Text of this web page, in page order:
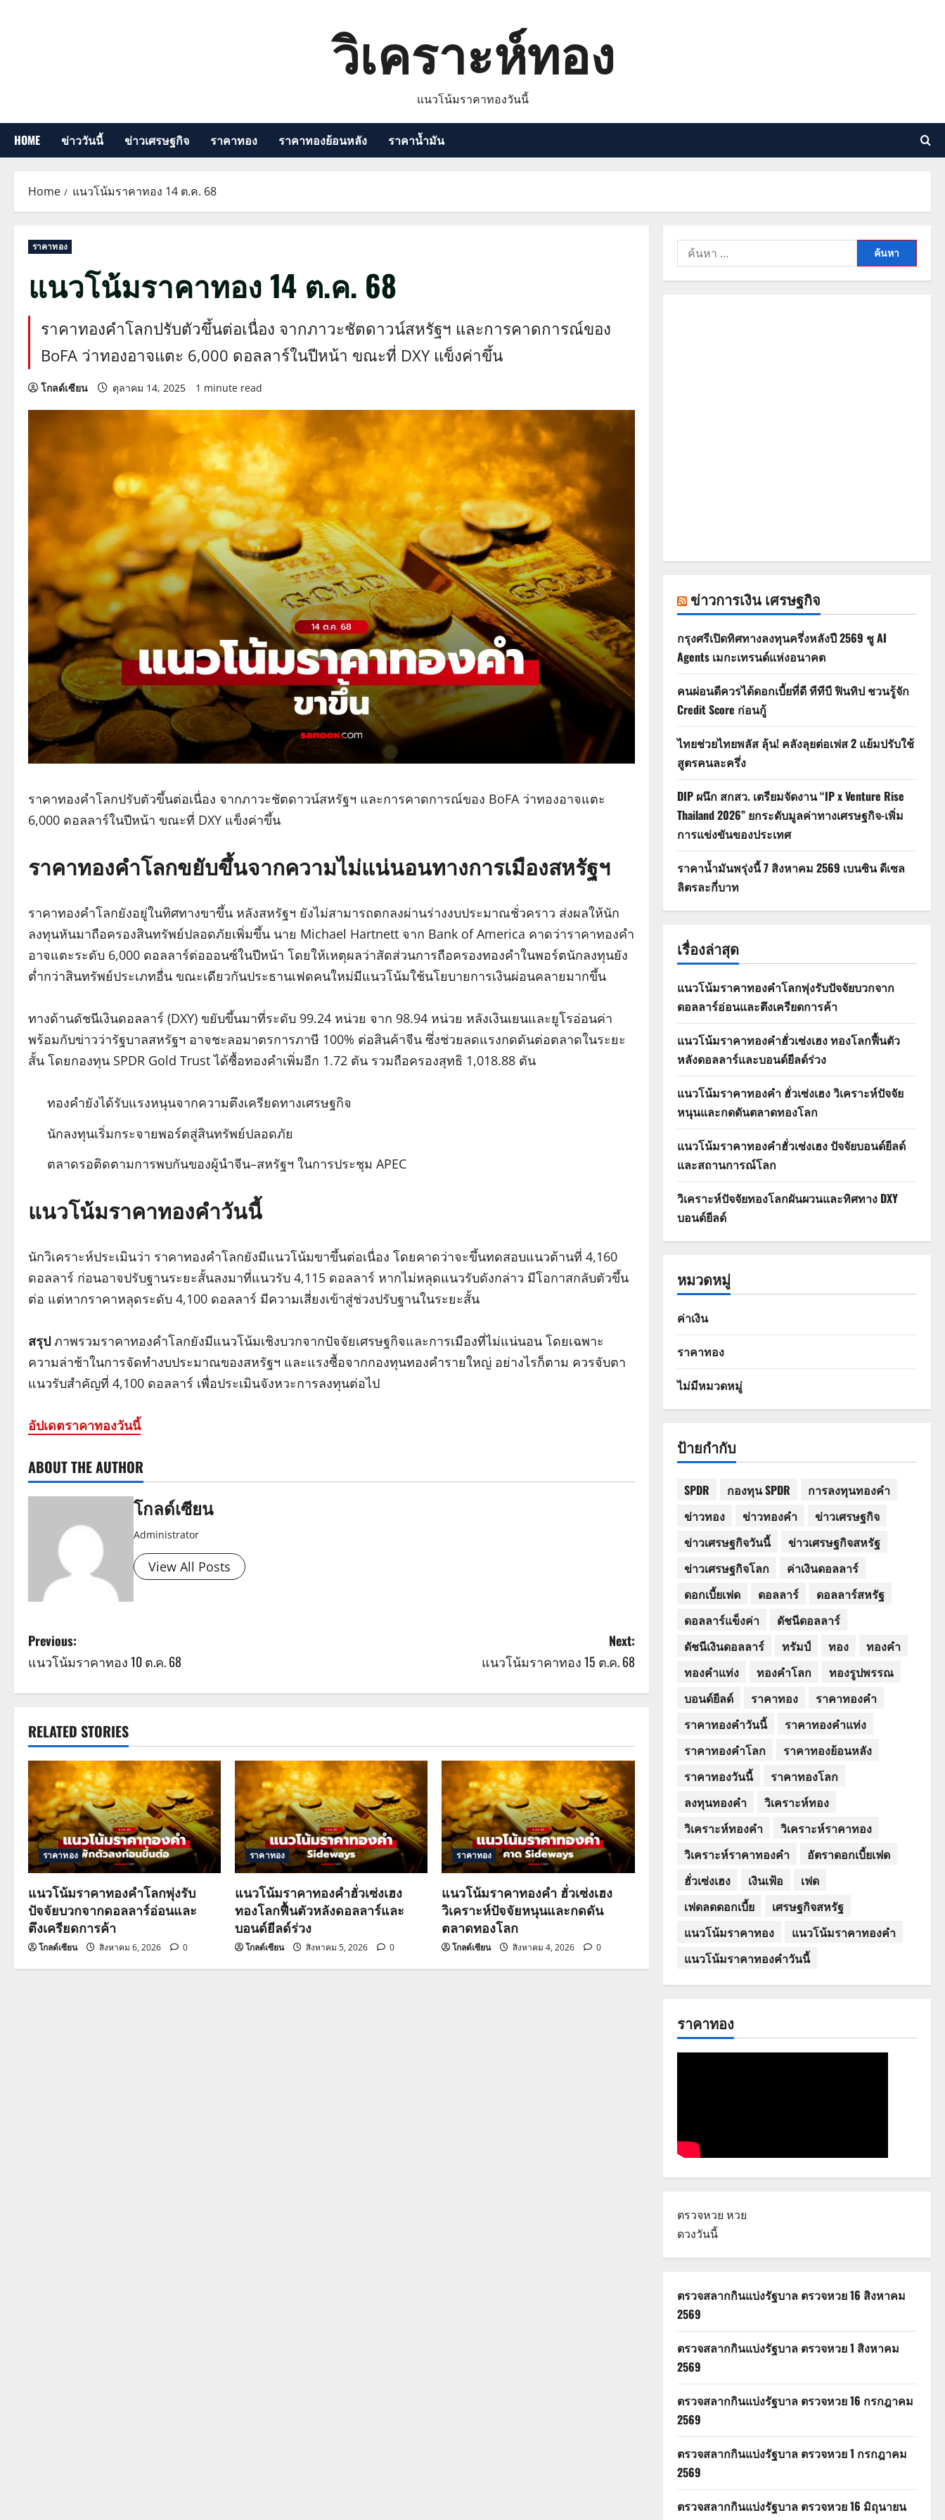
วิเคราะห์ทอง
แนวโน้มราคาทองวันนี้
HOME ข่าววันนี้ ข่าวเศรษฐกิจ ราคาทอง ราคาทองย้อนหลัง ราคาน้ำมัน
Home แนวโน้มราคาทอง 14 ต.ค. 68
ราคาทอง
แนวโน้มราคาทอง 14 ต.ค. 68
ราคาทองคำโลกปรับตัวขึ้นต่อเนื่อง จากภาวะชัตดาวน์สหรัฐฯ และการคาดการณ์ของ
BoFA ว่าทองอาจแตะ 6,000 ดอลลาร์ในปีหน้า ขณะที่ DXY แข็งค่าขึ้น
โกลด์เซียน ตุลาคม 14, 2025 1 minute read
ราคาทองคำโลกปรับตัวขึ้นต่อเนื่อง จากภาวะชัตดาวน์สหรัฐฯ และการคาดการณ์ของ BoFA ว่าทองอาจแตะ
6,000 ดอลลาร์ในปีหน้า ขณะที่ DXY แข็งค่าขึ้น
ราคาทองคำโลกขยับขึ้นจากความไม่แน่นอนทางการเมืองสหรัฐฯ
ราคาทองคำโลกยังอยู่ในทิศทางขาขึ้น หลังสหรัฐฯ ยังไม่สามารถตกลงผ่านร่างงบประมาณชั่วคราว ส่งผลให้นัก
ลงทุนหันมาถือครองสินทรัพย์ปลอดภัยเพิ่มขึ้น นาย Michael Hartnett จาก Bank of America คาดว่าราคาทองคำ
อาจแตะระดับ 6,000 ดอลลาร์ต่อออนซ์ในปีหน้า โดยให้เหตุผลว่าสัดส่วนการถือครองทองคำในพอร์ตนักลงทุนยัง
ต่ำกว่าสินทรัพย์ประเภทอื่น ขณะเดียวกันประธานเฟดคนใหม่มีแนวโน้มใช้นโยบายการเงินผ่อนคลายมากขึ้น
ทางด้านดัชนีเงินดอลลาร์ (DXY) ขยับขึ้นมาที่ระดับ 99.24 หน่วย จาก 98.94 หน่วย หลังเงินเยนและยูโรอ่อนค่า
พร้อมกับข่าวว่ารัฐบาลสหรัฐฯ อาจชะลอมาตรการภาษี 100% ต่อสินค้าจีน ซึ่งช่วยลดแรงกดดันต่อตลาดในระยะ
สั้น โดยกองทุน SPDR Gold Trust ได้ซื้อทองคำเพิ่มอีก 1.72 ตัน รวมถือครองสุทธิ 1,018.88 ตัน
ทองคำยังได้รับแรงหนุนจากความตึงเครียดทางเศรษฐกิจ
นักลงทุนเริ่มกระจายพอร์ตสู่สินทรัพย์ปลอดภัย
ตลาดรอติดตามการพบกันของผู้นำจีน–สหรัฐฯ ในการประชุม APEC
แนวโน้มราคาทองคำวันนี้
นักวิเคราะห์ประเมินว่า ราคาทองคำโลกยังมีแนวโน้มขาขึ้นต่อเนื่อง โดยคาดว่าจะขึ้นทดสอบแนวต้านที่ 4,160
ดอลลาร์ ก่อนอาจปรับฐานระยะสั้นลงมาที่แนวรับ 4,115 ดอลลาร์ หากไม่หลุดแนวรับดังกล่าว มีโอกาสกลับตัวขึ้น
ต่อ แต่หากราคาหลุดระดับ 4,100 ดอลลาร์ มีความเสี่ยงเข้าสู่ช่วงปรับฐานในระยะสั้น
สรุปภาพรวมราคาทองคำโลกยังมีแนวโน้มเชิงบวกจากปัจจัยเศรษฐกิจและการเมืองที่ไม่แน่นอน โดยเฉพาะ
ความล่าช้าในการจัดทำงบประมาณของสหรัฐฯ และแรงซื้อจากกองทุนทองคำรายใหญ่ อย่างไรก็ตาม ควรจับตา
แนวรับสำคัญที่ 4,100 ดอลลาร์ เพื่อประเมินจังหวะการลงทุนต่อไป
อัปเดตราคาทองวันนี้
ABOUT THE AUTHOR
โกลด์เซียน
Administrator
View All Posts
P
o
s
t
n
a
v
i
g
a
t
i
Previous:
แนวโน้มราคาทอง 10 ต.ค. 68
Next:
แนวโน้มราคาทอง 15 ต.ค. 68
RELATED STORIES
ราคาทอง
แนวโน้มราคาทองคำโลกพุ่งรับ
ปัจจัยบวกจากดอลลาร์อ่อนและ
ตึงเครียดการค้า
โกลด์เซียน สิงหาคม 6, 2026 0
ราคาทอง
แนวโน้มราคาทองคำฮั่วเซ่งเฮง
ทองโลกฟื้นตัวหลังดอลลาร์และ
บอนด์ยีลด์ร่วง
โกลด์เซียน สิงหาคม 5, 2026 0
ราคาทอง
แนวโน้มราคาทองคำ ฮั่วเซ่งเฮง
วิเคราะห์ปัจจัยหนุนและกดดัน
ตลาดทองโลก
โกลด์เซียน สิงหาคม 4, 2026 0
ค้นหา
สำหรับ:
ข่าวการเงิน เศรษฐกิจ
กรุงศรีเปิดทิศทางลงทุนครึ่งหลังปี 2569 ชู AI
Agents เมกะเทรนด์แห่งอนาคต
คนผ่อนดีควรได้ดอกเบี้ยที่ดี ทีทีบี ฟินทิป ชวนรู้จัก
Credit Score ก่อนกู้
ไทยช่วยไทยพลัส ลุ้น! คลังลุยต่อเฟส 2 แย้มปรับใช้
สูตรคนละครึ่ง
DIP ผนึก สกสว. เตรียมจัดงาน “IP x Venture Rise
Thailand 2026” ยกระดับมูลค่าทางเศรษฐกิจ-เพิ่ม
การแข่งขันของประเทศ
ราคาน้ำมันพรุ่งนี้ 7 สิงหาคม 2569 เบนซิน ดีเซล
ลิตรละกี่บาท
เรื่องล่าสุด
แนวโน้มราคาทองคำโลกพุ่งรับปัจจัยบวกจาก
ดอลลาร์อ่อนและตึงเครียดการค้า
แนวโน้มราคาทองคำฮั่วเซ่งเฮง ทองโลกฟื้นตัว
หลังดอลลาร์และบอนด์ยีลด์ร่วง
แนวโน้มราคาทองคำ ฮั่วเซ่งเฮง วิเคราะห์ปัจจัย
หนุนและกดดันตลาดทองโลก
แนวโน้มราคาทองคำฮั่วเซ่งเฮง ปัจจัยบอนด์ยีลด์
และสถานการณ์โลก
วิเคราะห์ปัจจัยทองโลกผันผวนและทิศทาง DXY
บอนด์ยีลด์
หมวดหมู่
ค่าเงิน
ราคาทอง
ไม่มีหมวดหมู่
ป้ายกำกับ
SPDR กองทุน SPDR
การลงทุนทองคำ
ข่าวทอง
ข่าวทองคำ
ข่าวเศรษฐกิจ
ข่าวเศรษฐกิจวันนี้
ข่าวเศรษฐกิจสหรัฐ
ข่าวเศรษฐกิจโลก
ค่าเงินดอลลาร์
ดอกเบี้ยเฟด
ดอลลาร์
ดอลลาร์สหรัฐ
ดอลลาร์แข็งค่า
ดัชนีดอลลาร์
ดัชนีเงินดอลลาร์
ทรัมป์ ทอง
ทองคำ
ทองคำแท่ง
ทองคำโลก
ทองรูปพรรณ
บอนด์ยีลด์
ราคาทอง
ราคาทองคำ
ราคาทองคำวันนี้
ราคาทองคำแท่ง
ราคาทองคำโลก
ราคาทองย้อนหลัง
ราคาทองวันนี้
ราคาทองโลก
ลงทุนทองคำ
วิเคราะห์ทอง
วิเคราะห์ทองคำ
วิเคราะห์ราคาทอง
วิเคราะห์ราคาทองคำ
อัตราดอกเบี้ยเฟด
ฮั่วเซ่งเฮง
เงินเฟ้อ
เฟด
เฟดลดดอกเบี้ย
เศรษฐกิจสหรัฐ
แนวโน้มราคาทอง
แนวโน้มราคาทองคำ
แนวโน้มราคาทองคำวันนี้
ราคาทอง
ตรวจหวย หวย
ดวงวันนี้
ตรวจสลากกินแบ่งรัฐบาล ตรวจหวย 16 สิงหาคม
2569
ตรวจสลากกินแบ่งรัฐบาล ตรวจหวย 1 สิงหาคม
2569
ตรวจสลากกินแบ่งรัฐบาล ตรวจหวย 16 กรกฎาคม
2569
ตรวจสลากกินแบ่งรัฐบาล ตรวจหวย 1 กรกฎาคม
2569
ตรวจสลากกินแบ่งรัฐบาล ตรวจหวย 16 มิถุนายน